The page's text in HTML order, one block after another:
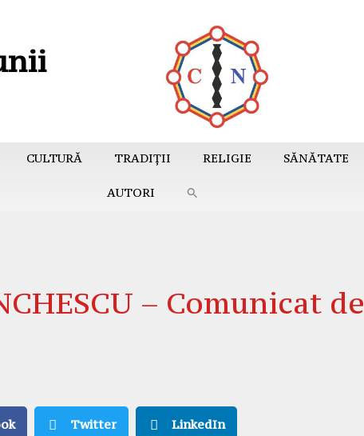
CULTURĂ TRADIȚII RELIGIE SĂNĂTATE
AUTORI
– Comunicat de
Twitter LinkedIn